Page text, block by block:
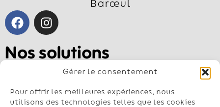
Gérer le consentement
Pour offrir les meilleures expériences, nous
utilisons des technologies telles que les cookies
Barœul
Nos solutions
Pompe à chaleur air-air
Géothermie
Chauffe-eau